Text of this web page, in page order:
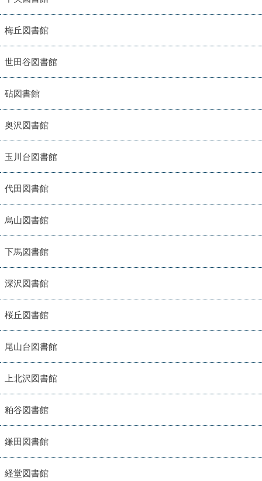
梅丘図書館
世田谷図書館
砧図書館
奥沢図書館
玉川台図書館
代田図書館
烏山図書館
下馬図書館
深沢図書館
桜丘図書館
尾山台図書館
上北沢図書館
粕谷図書館
鎌田図書館
経堂図書館